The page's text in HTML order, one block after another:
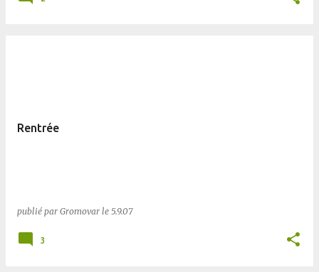
Rentrée
publié par Gromovar le 5.9.07
3